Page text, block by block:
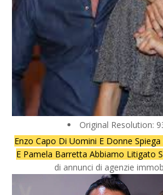
Original Resolution:
Enzo Capo Di Uomini E Donne
E Pamela Barretta Abbiamo Litigato
di annunci di agenzie